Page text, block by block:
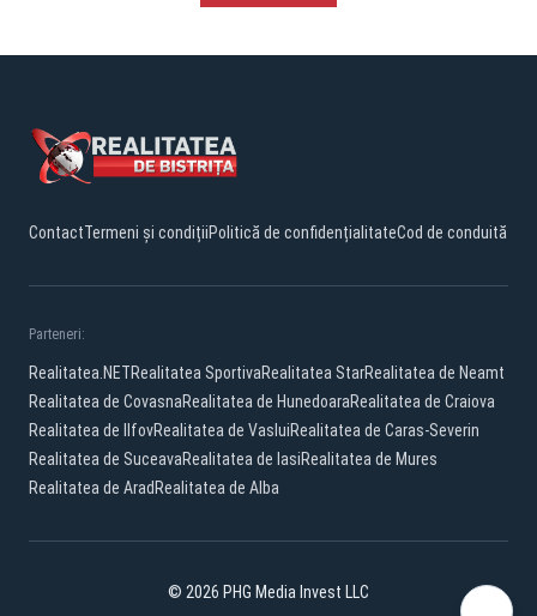
ContactTermeni și condițiiPolitică de confidențialitateCod de conduită
Parteneri:
Realitatea.NETRealitatea SportivaRealitatea StarRealitatea de Neamt
Realitatea de CovasnaRealitatea de HunedoaraRealitatea de Craiova
Realitatea de IlfovRealitatea de VasluiRealitatea de Caras-Severin
Realitatea de SuceavaRealitatea de IasiRealitatea de Mures
Realitatea de Arad Realitatea de Alba
© 2026 PHG Media Invest LLC